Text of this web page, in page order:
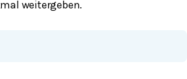
weitergeben.